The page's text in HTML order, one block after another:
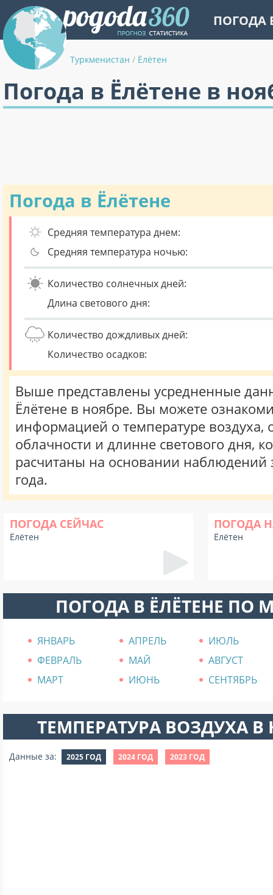
ПОГОДА
Туркменистан / Ёлётен
Погода в Ёлётене в
Погода в Ёлётене
Средняя температура днем:
Средняя температура ночью:
Количество солнечных дней:
Длина светового дня:
Количество дождливых дней:
Количество осадков:
Выше представлены усредненные
Ёлётене в ноябре. Вы можете
информацией о температуре воздуха,
облачности и длинне светового дня,
расчитаны на основании наблюдений
года.
ПОГОДА СЕЙЧАС
Ёлётен
ПОГОДА
Ёлётен
ПОГОДА В ЁЛЁТЕНЕ ПО
ЯНВАРЬ АПРЕЛЬ
ИЮЛЬ
ФЕВРАЛЬ
МАЙ
АВГУСТ
МАРТ
ИЮНЬ СЕНТЯБРЬ
ТЕМПЕРАТУРА ВОЗДУХА В
Данные за: 2025 ГОД 2024 ГОД 2023 ГОД